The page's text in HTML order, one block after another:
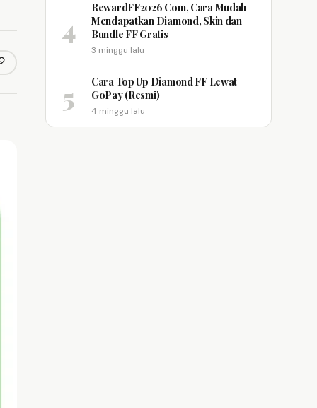
link
4
RewardFF2026 Com, Cara Mudah
Mendapatkan Diamond, Skin dan
Bundle FF Gratis
3 minggu lalu
5
Cara Top Up Diamond FF Lewat
GoPay (Resmi)
4 minggu lalu